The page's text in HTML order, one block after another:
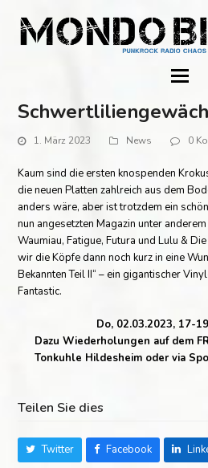
1. März 2023 News 0
Kaum sind die ersten knospenden
die neuen Platten zahlreich aus dem
anders wäre, aber ist trotzdem ein
nun angesetzten Magazin unter
Waumiau, Fatigue, Futura und Lulu &
wir die Köpfe dann noch kurz in eine
Bekannten Teil II“ – ein gigantischer
Fantastic.
Do, 02.03.2023, 17-
Dazu Wiederholungen auf dem
Tonkuhle Hildesheim oder via
Teilen Sie dies
Twitter Facebook